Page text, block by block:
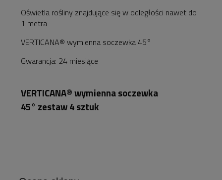
Oświetla rośliny znajdujące się w odległości nawet do
1 metra
VERTICANA® wymienna soczewka 45°
Gwarancja: 24 miesiące
VERTICANA® wymienna soczewka
45° zestaw 4 sztuk